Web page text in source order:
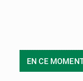
EN CE